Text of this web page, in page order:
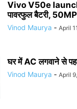
Vivo V50e
पावरफुल बैटरी,
Vinod Maurya - April
घर में AC लगवाने से
Vinod Maurya - April